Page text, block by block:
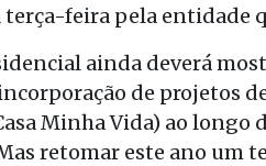
feira pela entidade
ainda deverá
de projetos
Minha Vida) ao longo
retomar este ano um